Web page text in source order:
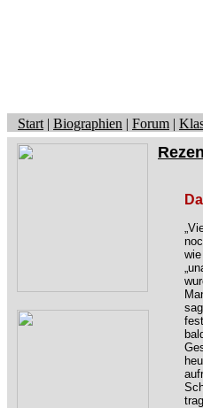
Start | Biographien | Forum |